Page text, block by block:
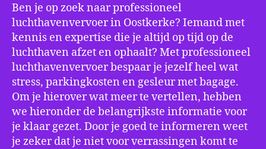
Ben je op zoek naar professioneel
luchthavenvervoer in Oostkerke? Iemand met
kennis en expertise die je altijd op tijd op de
luchthaven afzet en ophaalt? Met professioneel
luchthavenvervoer bespaar je jezelf heel wat
stress, parkingkosten en gesleur met bagage.
Om je hierover wat meer te vertellen, hebben
we hieronder de belangrijkste informatie voor
je klaar gezet. Door je goed te informeren weet
je zeker dat je niet voor verrassingen komt te